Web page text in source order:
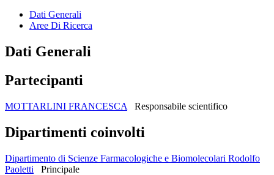
Dati Generali
Aree Di Ricerca
Dati Generali
Partecipanti
MOTTARLINI FRANCESCA Responsabile scientifico
Dipartimenti coinvolti
Dipartimento di Scienze Farmacologiche e Biomolecolari Rodolfo
Paoletti
Principale